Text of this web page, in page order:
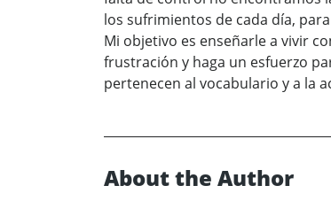
los sufrimientos de cada día,
Mi objetivo es enseñarle a vivir
frustración y haga un esfuerzo
pertenecen al vocabulario y a la
About the Author